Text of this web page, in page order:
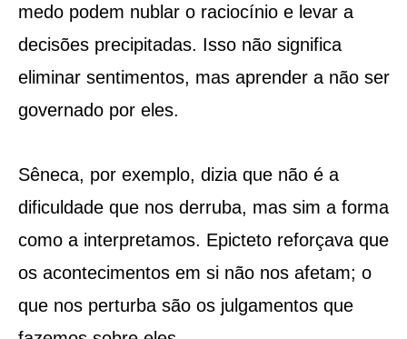
medo podem nublar o raciocínio e levar a
decisões precipitadas. Isso não significa
eliminar sentimentos, mas aprender a não ser
governado por eles.
Sêneca, por exemplo, dizia que não é a
dificuldade que nos derruba, mas sim a forma
como a interpretamos. Epicteto reforçava que
os acontecimentos em si não nos afetam; o
que nos perturba são os julgamentos que